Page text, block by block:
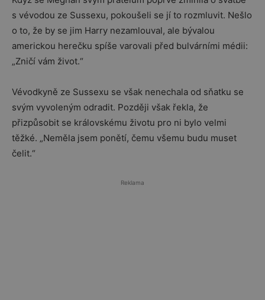
s vévodou ze Sussexu, pokoušeli se jí to rozmluvit. Nešlo
o to, že by se jim Harry nezamlouval, ale bývalou
americkou herečku spíše varovali před bulvárními médii:
„Zničí vám život.“
Vévodkyně ze Sussexu se však nenechala od sňatku se
svým vyvoleným odradit. Později však řekla, že
přizpůsobit se královskému životu pro ni bylo velmi
těžké. „Neměla jsem ponětí, čemu všemu budu muset
čelit.“
Reklama